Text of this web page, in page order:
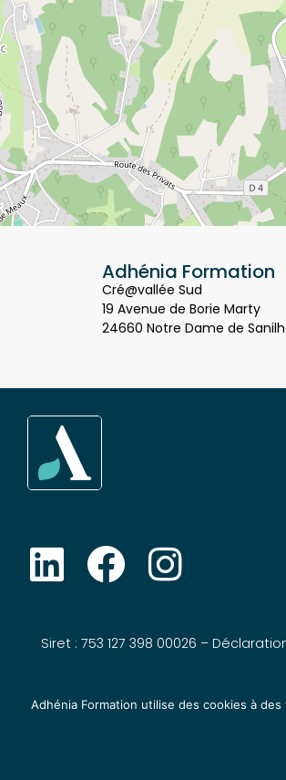
Cré@vallée Sud
19 Avenue de Borie Marty
24660 Notre Dame de
Se
Adhénia Formation utilise des cookies à